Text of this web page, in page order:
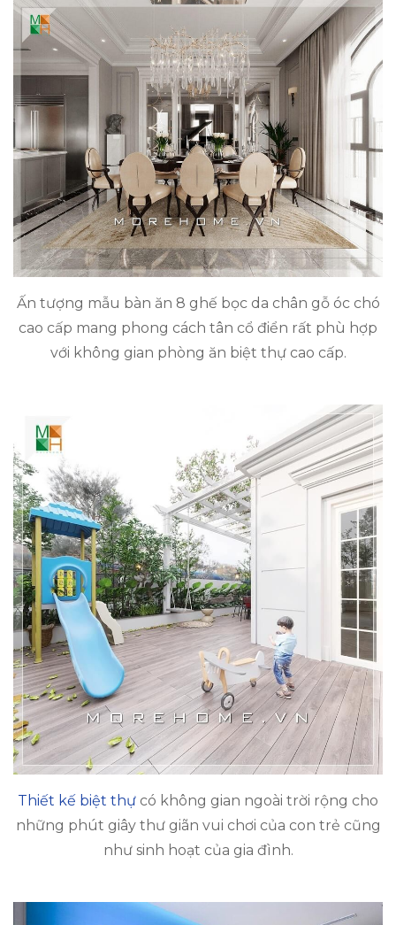
Ấn tượng mẫu bàn ăn 8 ghế bọc da chân gỗ óc chó
cao cấp mang phong cách tân cổ điển rất phù hợp
với không gian phòng ăn biệt thự cao cấp.
Thiết kế biệt thự có không gian ngoài trời rộng cho
những phút giây thư giãn vui chơi của con trẻ cũng
như sinh hoạt của gia đình.